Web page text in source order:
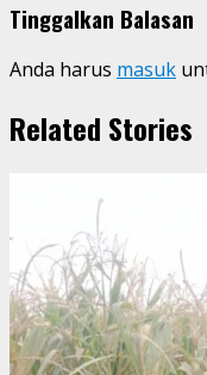
Tinggalkan Balasan
Anda harus masuk
Related Stories